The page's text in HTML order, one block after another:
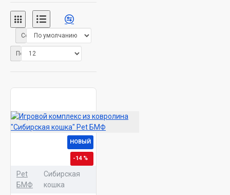
Сортировка:
Показать:
НОВЫЙ
-14 %
Pet
БМФ
Сибирская
кошка